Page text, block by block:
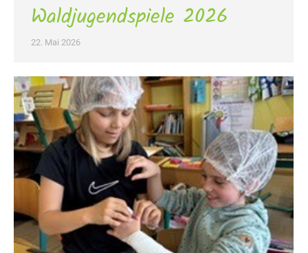
Waldjugendspiele 2026
22. Mai 2026